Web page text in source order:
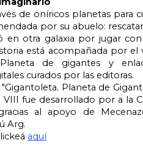
de oníricos planetas para
por su abuelo:
en otra galaxia por jugar
está acompañada por el
Planeta de gigantes y
curados por las editoras.
Planeta de
fue desarrollado por a la
al apoyo de
Arg.
aquí